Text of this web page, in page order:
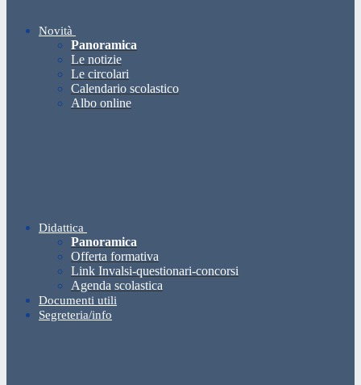
Novità
Panoramica
Le notizie
Le circolari
Calendario scolastico
Albo online
Didattica
Panoramica
Offerta formativa
Link Invalsi-questionari-concorsi
Agenda scolastica
Documenti utili
Segreteria/info